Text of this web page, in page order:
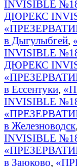
INVISIBLE
ДЮРЕКС
в Дыгулыбгей,
INVISIBLE
ДЮРЕКС
в Ессентуки,
INVISIBLE
в Железноводск,
INVISIBLE
в Заюково,